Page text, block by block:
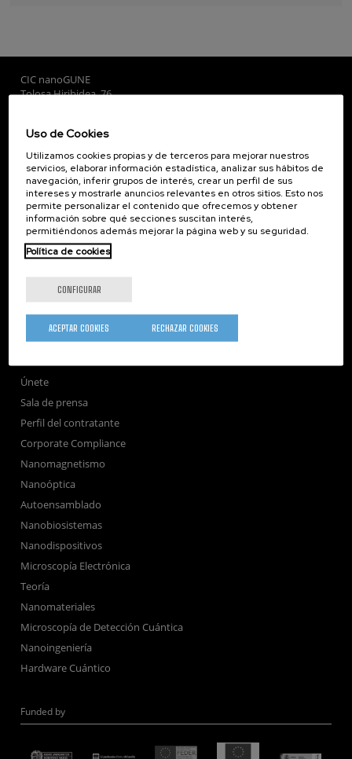
CIC nanoGUNE
Tolosa Hiribidea, 76
Subscribe to our Newsletter
nanoGUNE
Investigación
Transferencia
Formación
Sociedad
nanoPeople
Publicaciones
Únete
Sala de prensa
Perfil del contratante
Corporate Compliance
Nanomagnetismo
Nanoóptica
Autoensamblado
Nanobiosistemas
Nanodispositivos
Microscopía Electrónica
Teoría
Nanomateriales
Microscopía de Detección Cuántica
Nanoingeniería
Hardware Cuántico
Funded by
Uso de Cookies
Utilizamos cookies propias y de terceros para mejorar nuestros
servicios, elaborar información estadística, analizar sus hábitos de
navegación, inferir grupos de interés, crear un perfil de sus
intereses y mostrarle anuncios relevantes en otros sitios. Esto nos
permite personalizar el contenido que ofrecemos y obtener
información sobre qué secciones suscitan interés,
permitiéndonos además mejorar la página web y su seguridad.
Política de cookies
CONFIGURAR
RECHAZAR COOKIES
ACEPTAR COOKIES